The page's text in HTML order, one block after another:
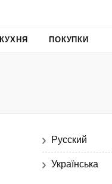
КУХНЯ ПОКУПКИ
Русский
Українська